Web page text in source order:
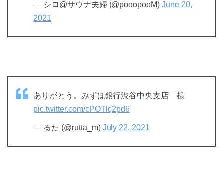
— シロ@サウナ夫婦 (@pooopooM) June 20,
2021
ありがとう。みずほ銀行渋谷中央支店 様
pic.twitter.com/cPOTlq2pd6
— るた (@rutta_m) July 22, 2021